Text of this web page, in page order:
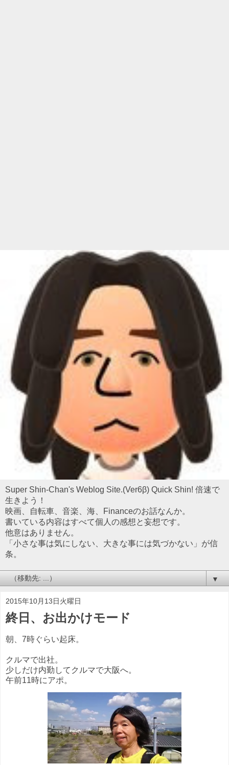
Super Shin-Chan's Weblog Site.(Ver6β) Quick Shin! 倍速で
生きよう！
映画、自転車、音楽、海、Financeのお話なんか。
書いている内容はすべて個人の感想と妄想です。
他意はありません。
「小さな事は気にしない、大きな事には気づかない」が信
条。
▼
2015年10月13日火曜日
終日、お出かけモード
朝、7時ぐらい起床。
クルマで出社。
少しだけ内勤してクルマで大阪へ。
午前11時にアポ。